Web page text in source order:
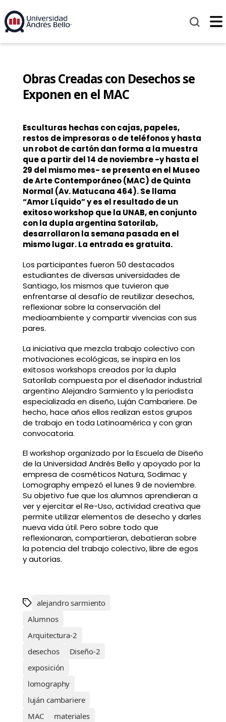
Obras Creadas con Desechos se
Exponen en el MAC
Esculturas hechas con cajas, papeles,
restos de impresoras o de teléfonos y hasta
un robot de cartón dan forma a la muestra
que a partir del 14 de noviembre -y hasta el
29 del mismo mes- se presenta en el Museo
de Arte Contemporáneo (MAC) de Quinta
Normal (Av. Matucana 464). Se llama
“Amor Líquido” y es el resultado de un
exitoso workshop que la UNAB, en conjunto
con la dupla argentina Satorilab,
desarrollaron la semana pasada en el
mismo lugar. La entrada es gratuita.
Los participantes fueron 50 destacados
estudiantes de diversas universidades de
Santiago, los mismos que tuvieron que
enfrentarse al desafío de reutilizar desechos,
reflexionar sobre la conservación del
medioambiente y compartir vivencias con sus
pares.
La iniciativa que mezcla trabajo colectivo con
motivaciones ecológicas, se inspira en los
exitosos workshops creados por la dupla
Satorilab compuesta por el diseñador industrial
argentino Alejandro Sarmiento y la periodista
especializada en diseño, Luján Cambariere. De
hecho, hace años ellos realizan estos grupos
de trabajo en toda Latinoamérica y con gran
convocatoria.
El workshop organizado por la Escuela de Diseño
de la Universidad Andrés Bello y apoyado por la
empresa de cosméticos Natura, Sodimac y
Lomography empezó el lunes 9 de noviembre.
Su objetivo fue que los alumnos aprendieran a
ver y ejercitar el Re-Uso, actividad creativa que
permite utilizar elementos de desecho y darles
nueva vida útil. Pero sobre todo que
reflexionaran, compartieran, debatieran sobre
la potencia del trabajo colectivo, libre de egos
y autorías.
alejandro sarmiento
Alumnos
Arquitectura-2
desechos
Diseño-2
exposición
lomography
luján cambariere
MAC
materiales